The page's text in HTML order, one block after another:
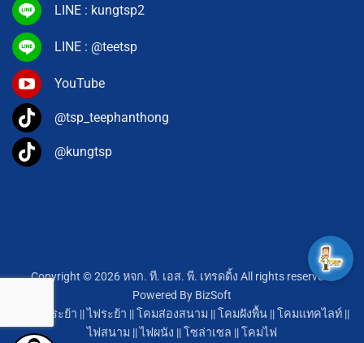
LINE : kungtsp2
LINE : @teetsp
YouTube
@tsp_teephanthong
@kungtsp
Copyright © 2026 หจก. ที. เอส. พี. เทรดดิ้ง All rights reserved.
Powered By BizSoft
โคมไฟระย้า ||ไฟระย้า ||โคมส่องสนาม ||โคมฝังพื้น||โคมแทคไลท์||
ไฟสนาม ||ไฟผนัง ||โซล่าเซล ||โคมไฟ